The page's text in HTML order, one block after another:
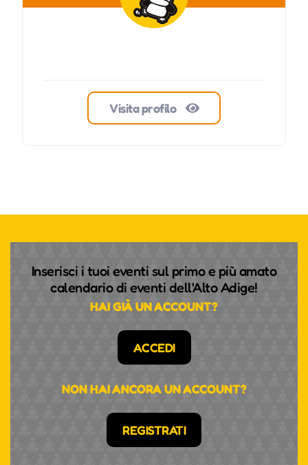
Visita profilo
Inserisci i tuoi eventi sul primo e più amato
calendario di eventi dell'Alto Adige!
HAI GIÀ UN ACCOUNT?
ACCEDI
NON HAI ANCORA UN ACCOUNT?
REGISTRATI